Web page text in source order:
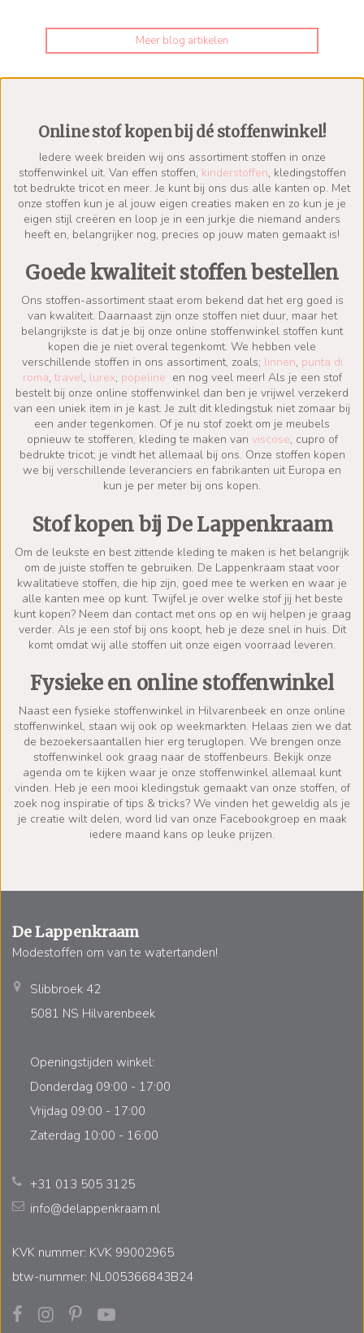
Meer blog artikelen
Online stof kopen bij dé stoffenwinkel!
Iedere week breiden wij ons assortiment stoffen in onze
stoffenwinkel uit. Van effen stoffen, kinderstoffen, kledingstoffen
tot bedrukte tricot en meer. Je kunt bij ons dus alle kanten op. Met
onze stoffen kun je al jouw eigen creaties maken en zo kun je je
eigen stijl creëren en loop je in een jurkje die niemand anders
heeft en, belangrijker nog, precies op jouw maten gemaakt is!
Goede kwaliteit stoffen bestellen
Ons stoffen-assortiment staat erom bekend dat het erg goed is
van kwaliteit. Daarnaast zijn onze stoffen niet duur, maar het
belangrijkste is dat je bij onze online stoffenwinkel stoffen kunt
kopen die je niet overal tegenkomt. We hebben vele
verschillende stoffen in ons assortiment, zoals; linnen, punta di
roma, travel, lurex, popeline en nog veel meer! Als je een stof
bestelt bij onze online stoffenwinkel dan ben je vrijwel verzekerd
van een uniek item in je kast. Je zult dit kledingstuk niet zomaar bij
een ander tegenkomen. Of je nu stof zoekt om je meubels
opnieuw te stofferen, kleding te maken van viscose, cupro of
bedrukte tricot; je vindt het allemaal bij ons. Onze stoffen kopen
we bij verschillende leveranciers en fabrikanten uit Europa en
kun je per meter bij ons kopen.
Stof kopen bij De Lappenkraam
Om de leukste en best zittende kleding te maken is het belangrijk
om de juiste stoffen te gebruiken. De Lappenkraam staat voor
kwalitatieve stoffen, die hip zijn, goed mee te werken en waar je
alle kanten mee op kunt. Twijfel je over welke stof jij het beste
kunt kopen? Neem dan contactmet ons op en wij helpen je graag
verder. Als je een stof bij ons koopt, heb je deze snel in huis. Dit
komt omdat wij alle stoffen uit onze eigen voorraad leveren.
Fysieke en online stoffenwinkel
Naast een fysieke stoffenwinkel in Hilvarenbeek en onze online
stoffenwinkel, staan wij ook op weekmarkten. Helaas zien we dat
de bezoekersaantallen hier erg teruglopen. We brengen onze
stoffenwinkel ook graag naar de stoffenbeurs. Bekijk onze
agenda om te kijken waar je onze stoffenwinkel allemaal kunt
vinden. Heb je een mooi kledingstuk gemaakt van onze stoffen, of
zoek nog inspiratie of tips & tricks? We vinden het geweldig als je
je creatie wilt delen, word lid van onze Facebookgroep en maak
iedere maand kans op leuke prijzen.
De Lappenkraam
Modestoffen om van te watertanden!
Slibbroek 42
5081 NS Hilvarenbeek
Openingstijden winkel:
Donderdag 09:00 - 17:00
Vrijdag 09:00 - 17:00
Zaterdag 10:00 - 16:00
+31 013 505 3125
info@delappenkraam.nl
KVK nummer: KVK 99002965
btw-nummer: NL005366843B24